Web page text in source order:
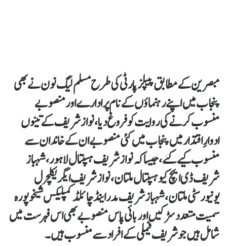
مبصرین کے مطابق پیپلز پارٹی کی طرح مسلم لیگ نون نے بھی
پنجاب میں اپنے رہنماؤں کے نام پر ادارے اور منصوبے
منسوب کرنے کی روایت کو فروغ دیا، نواز شریف کے تینوں
ادوارِ اقتدار میں پنجاب میں کئی منصوبے ان کے خاندان سے
منسوب کیے گئے، جیسا کہ نواز شریف ہسپتال لاہور، شہباز
شریف ڈی ایچ کیو ہسپتال ملتان، نواز شریف ایگریکلچرل
یونیورسٹی ملتان، شہباز شریف مدر اینڈ چائلڈ کمپلیکس شیخوپورہ
سمیت متعدد سڑکیں اور بائی پاس منصوبے بھی اس فہرست میں
شامل ہیں جو شریف فیملی کے افراد سے منسوب ہیں۔